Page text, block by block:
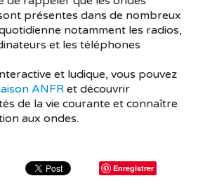
présentes dans de nombreux
notamment les radios,
et les téléphones
et ludique, vous pouvez
ANFR et découvrir
de la vie courante et connaître
aux ondes.
Enregistrer